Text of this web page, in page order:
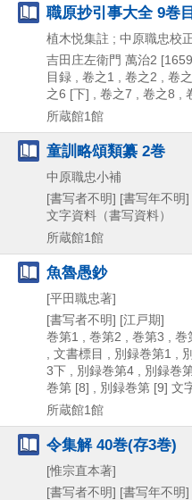
職原抄引事大全 9巻
植木悦集註 ; 中原職忠校
吉田庄左衛門 萬治2
目録 , 卷之1 , 卷之2 , 卷
之6 [下] , 卷之7 , 卷之8 ,
所蔵館1館
童訓略頌類纂 2巻
中原職忠小補
[書写者不明] [書写年不明]
文字資料（書写資料）
所蔵館1館
魚魯愚鈔
[平田職忠著]
[書写者不明] [江戸期]
巻第1 , 巻第2 , 巻第3 ,
, 文書標目 , 別録巻第1 ,
3下 , 別録巻第4 , 別録巻
巻第 [8] , 別録巻第 [9] 文
所蔵館1館
令集解 40巻(存3巻)
[惟宗直本著]
[書写者不明] [書写年不明]